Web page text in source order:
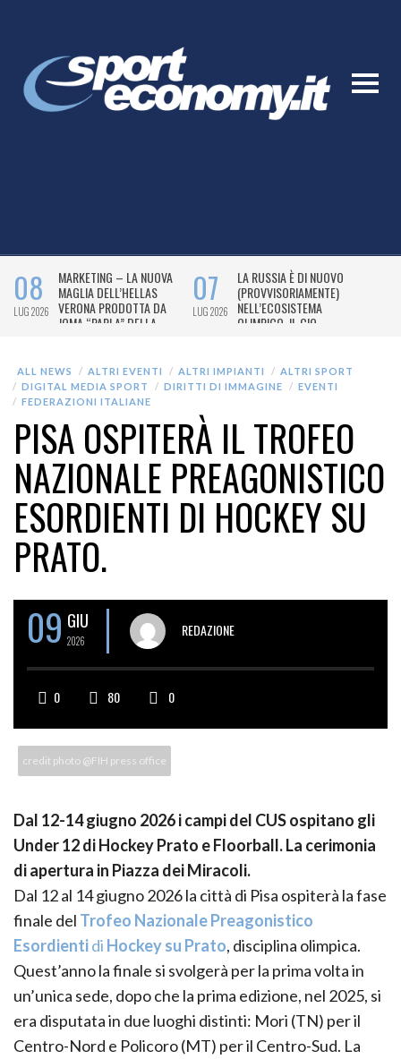
ALL NEWS ALTRI EVENTI ALTRI IMPIANTI
ALTRI SPORT
DIGITAL MEDIA SPORT
DIRITTI DI IMMAGINE
EVENTI
FEDERAZIONI ITALIANE
PISA OSPITERÀ IL TROFEO
NAZIONALE PREAGONISTICO
ESORDIENTI DI HOCKEY SU
PRATO.
09 GIU
2026
REDAZIONE
0 80 0
credit photo @FIH press office
Dal 12-14 giugno 2026 i campi del CUS ospitano gli
Under 12 di Hockey Prato e Floorball. La cerimonia
di apertura in Piazza dei Miracoli.
Dal 12 al 14 giugno 2026 la città di Pisa ospiterà la fase
finale del Trofeo Nazionale Preagonistico
Esordientidi Hockey su Prato, disciplina olimpica.
Quest’anno la finale si svolgerà per la prima volta in
un’unica sede, dopo che la prima edizione, nel 2025, si
era disputata in due luoghi distinti: Mori (TN) per il
Centro-Nord e Policoro (MT) per il Centro-Sud. La